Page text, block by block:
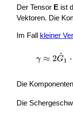
Der Tensor Eist
Vektoren. Die
Im Fall kleiner
Die
Die